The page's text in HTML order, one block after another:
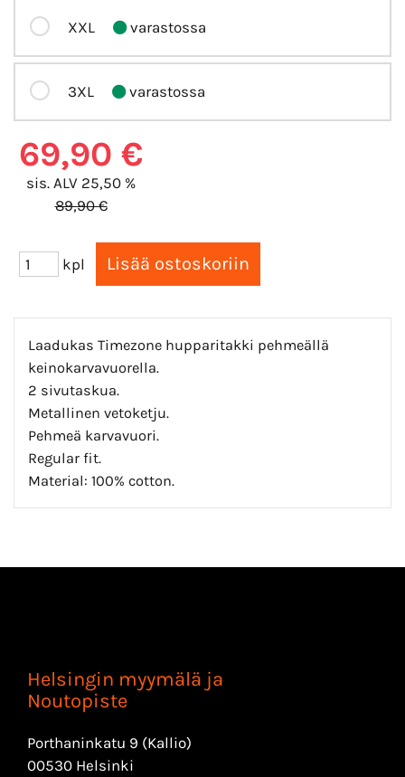
XXL varastossa
3XL varastossa
69,90 €
sis. ALV 25,50 %
89,90 €
kpl
Laadukas Timezone hupparitakki pehmeällä
keinokarvavuorella.
2 sivutaskua.
Metallinen vetoketju.
Pehmeä karvavuori.
Regular fit.
Material: 100% cotton.
Helsingin myymälä ja
Noutopiste
Porthaninkatu 9 (Kallio)
00530 Helsinki